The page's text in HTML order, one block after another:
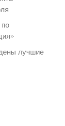
лучшие